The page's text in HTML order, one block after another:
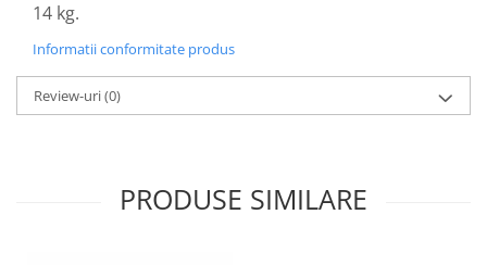
Record (5 produse)
Rohto Pharmaceuticals Co (4
produse)
Rolly Brush - Mr.White (10
14 kg.
Informatii conformitate produs
Review-uri(0)
PRODUSE SIMILARE